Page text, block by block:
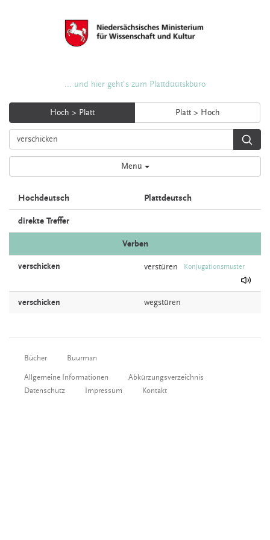
... und hier geht's zum Plattdüütskbüro
Hoch > Platt Platt > Hoch
Menü
Hochdeutsch Plattdeutsch
direkte Treffer
Verben
verschicken verstüren Konjugationsmuster
verschicken wegstüren
Bücher Buurman
Allgemeine Informationen
Abkürzungsverzeichnis
Datenschutz
Impressum Kontakt